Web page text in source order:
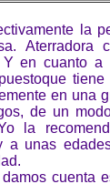
la
Y en cuanto a
en una
de un
la
a unas
cuenta